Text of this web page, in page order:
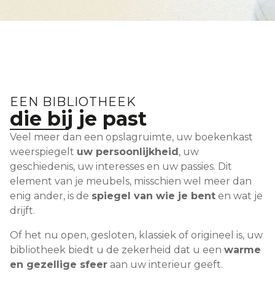
EEN BIBLIOTHEEK
die bij je past
Veel meer dan een opslagruimte, uw boekenkast
weerspiegelt uw persoonlijkheid, uw
geschiedenis, uw interesses en uw passies. Dit
element van je meubels, misschien wel meer dan
enig ander, is de spiegel van wie je bent en wat je
drijft.
Of het nu open, gesloten, klassiek of origineel is, uw
bibliotheek biedt u de zekerheid dat u een warme
en gezellige sfeer aan uw interieur geeft.